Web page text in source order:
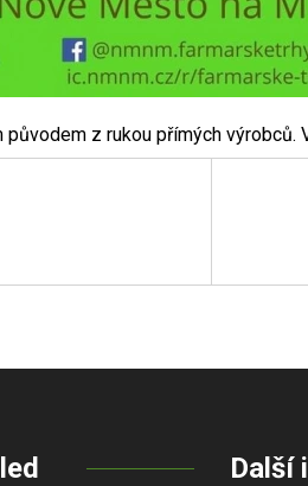
z rukou přímých
Další